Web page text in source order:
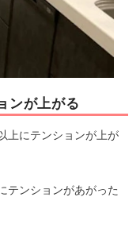
ンが上がる
上にテンションが上が
テンションがあがった